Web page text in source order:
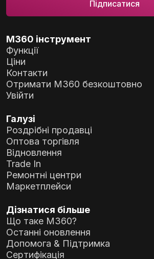
M360 інструмент
Функції
Ціни
Контакти
Отримати M360 безкоштовно
Увійти
Галузі
Роздрібні продавці
Оптова торгівля
Відновлення
Trade In
Ремонтні центри
Маркетплейси
Дізнатися більше
Що таке M360?
Останні оновлення
Допомога & Підтримка
Сертифікація